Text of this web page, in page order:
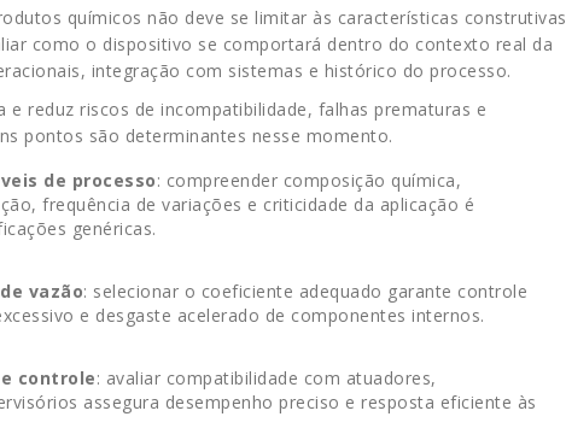
químicos não deve se limitar às características construtivas
como o dispositivo se comportará dentro do contexto real da
integração com sistemas e histórico do processo.
e reduz riscos de incompatibilidade, falhas prematuras e
pontos são determinantes nesse momento.
de processo: compreender composição química,
frequência de variações e criticidade da aplicação é
genéricas.
vazão: selecionar o coeficiente adequado garante controle
e desgaste acelerado de componentes internos.
controle: avaliar compatibilidade com atuadores,
assegura desempenho preciso e resposta eficiente às